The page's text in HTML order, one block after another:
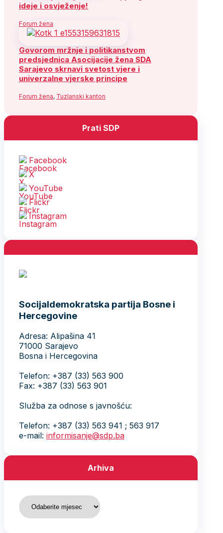
ideje i osvježenje!
Forum žena
Govorom mržnje i politikanstvom
predsjednica Asocijacije žena SDA
Sarajevo skrnavi svetost vjere i
univerzalne vjerske principe
Forum žena, Tuzlanski kanton
Prati SDP
Facebook
X
YouTube
Flickr
Instagram
Socijaldemokratska partija Bosne i
Hercegovine
Adresa: Alipašina 41
71000 Sarajevo
Bosna i Hercegovina
Telefon: +387 (33) 563 900
Fax: +387 (33) 563 901
Služba za odnose s javnošću:
Telefon: +387 (33) 563 941 ; 563 917
e-mail: informisanje@sdp.ba
Arhiva
Arhiva